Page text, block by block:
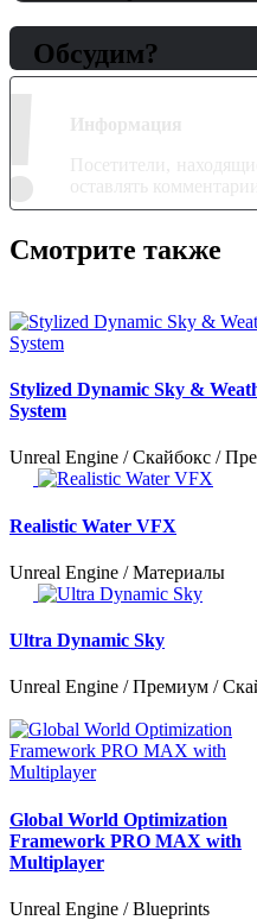
Обсудим?
!
Информация
Посетители,
оставлять
Смотрите также
Stylized Dynamic Sky &
System
Unreal Engine / Скайбокс /
Realistic Water VFX
Unreal Engine / Материалы
Ultra Dynamic Sky
Unreal Engine / Премиум /
Global World Optimization
Framework PRO MAX with
Multiplayer
Unreal Engine / Blueprints